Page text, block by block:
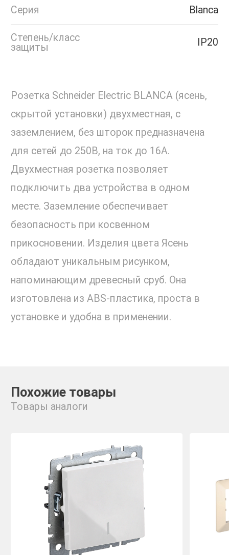
Серия Blanca
Степень/класс
защиты
IP20
Розетка Schneider Electric BLANCA (ясень,
скрытой установки) двухместная, с
заземлением, без шторок предназначена
для сетей до 250В, на ток до 16А.
Двухместная розетка позволяет
подключить два устройства в одном
месте. Заземление обеспечивает
безопасность при косвенном
прикосновении. Изделия цвета Ясень
обладают уникальным рисунком,
напоминающим древесный сруб. Она
изготовлена из ABS-пластика, проста в
установке и удобна в применении.
Похожие товары
Товары аналоги